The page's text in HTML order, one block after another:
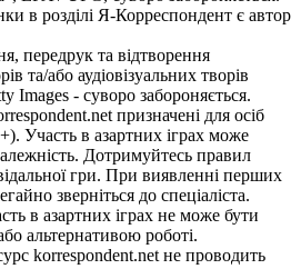
в розділі Я-Корреспондент є автор
передрук та відтворення
та/або аудіовізуальних творів
Images - суворо забороняється.
призначені для осіб
Участь в азартних іграх може
Дотримуйтесь правил
гри. При виявленні перших
зверніться до спеціаліста.
в азартних іграх не може бути
альтернативою роботі.
korrespondent.net не проводить